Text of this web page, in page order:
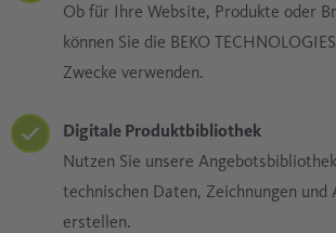
Ob für Ihre Website, Produkte oder
können Sie die BEKO
Zwecke verwenden.
Digitale Produktbibliothek
Nutzen Sie unsere
technischen Daten, Zeichnungen und
erstellen.